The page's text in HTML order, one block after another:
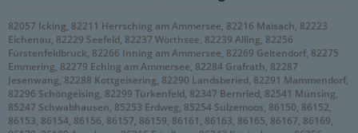
82057 Icking, 82211 Herrsching am Ammersee, 82216 Maisach, 82223
Eichenau, 82229 Seefeld, 82237 Wörthsee, 82239 Alling, 82256
Fürstenfeldbruck, 82266 Inning am Ammersee, 82269 Geltendorf, 82275
Emmering, 82279 Eching am Ammersee, 82284 Grafrath, 82287
Jesenwang, 82288 Kottgeisering, 82290 Landsberied, 82291 Mammendorf,
82296 Schöngeising, 82299 Türkenfeld, 82347 Bernried, 82541 Münsing,
85247 Schwabhausen, 85253 Erdweg, 85254 Sulzemoos, 86150, 86152,
86153, 86154, 86156, 86157, 86159, 86161, 86163, 86165, 86167, 86169,